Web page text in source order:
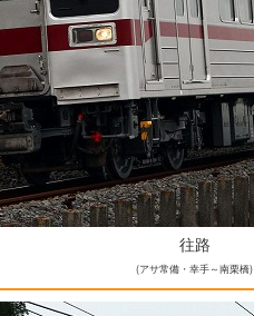
往路
(アサ常備・幸手～南栗橋)